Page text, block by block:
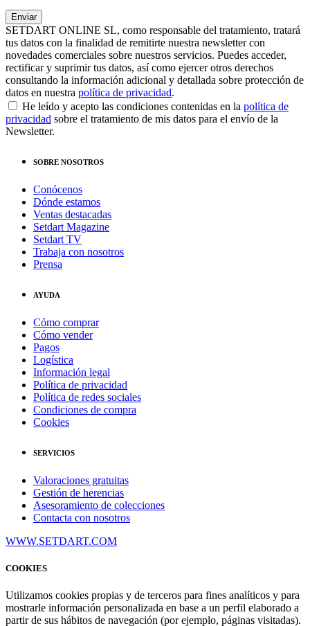
SETDART ONLINE SL, como responsable del tratamiento, tratará
tus datos con la finalidad de remitirte nuestra newsletter con
novedades comerciales sobre nuestros servicios. Puedes acceder,
rectificar y suprimir tus datos, así como ejercer otros derechos
consultando la información adicional y detallada sobre protección de
datos en nuestra política de privacidad.
He leído y acepto las condiciones contenidas en la política de
privacidad sobre el tratamiento de mis datos para el envío de la
Newsletter.
SOBRE NOSOTROS
Conócenos
Dónde estamos
Ventas destacadas
Setdart Magazine
Setdart TV
Trabaja con nosotros
Prensa
AYUDA
Cómo comprar
Cómo vender
Pagos
Logística
Información legal
Política de privacidad
Política de redes sociales
Condiciones de compra
Cookies
SERVICIOS
Valoraciones gratuitas
Gestión de herencias
Asesoramiento de colecciones
Contacta con nosotros
WWW.SETDART.COM
COOKIES
Utilizamos cookies propias y de terceros para fines analíticos y para
mostrarle información personalizada en base a un perfil elaborado a
partir de sus hábitos de navegación (por ejemplo, páginas visitadas).